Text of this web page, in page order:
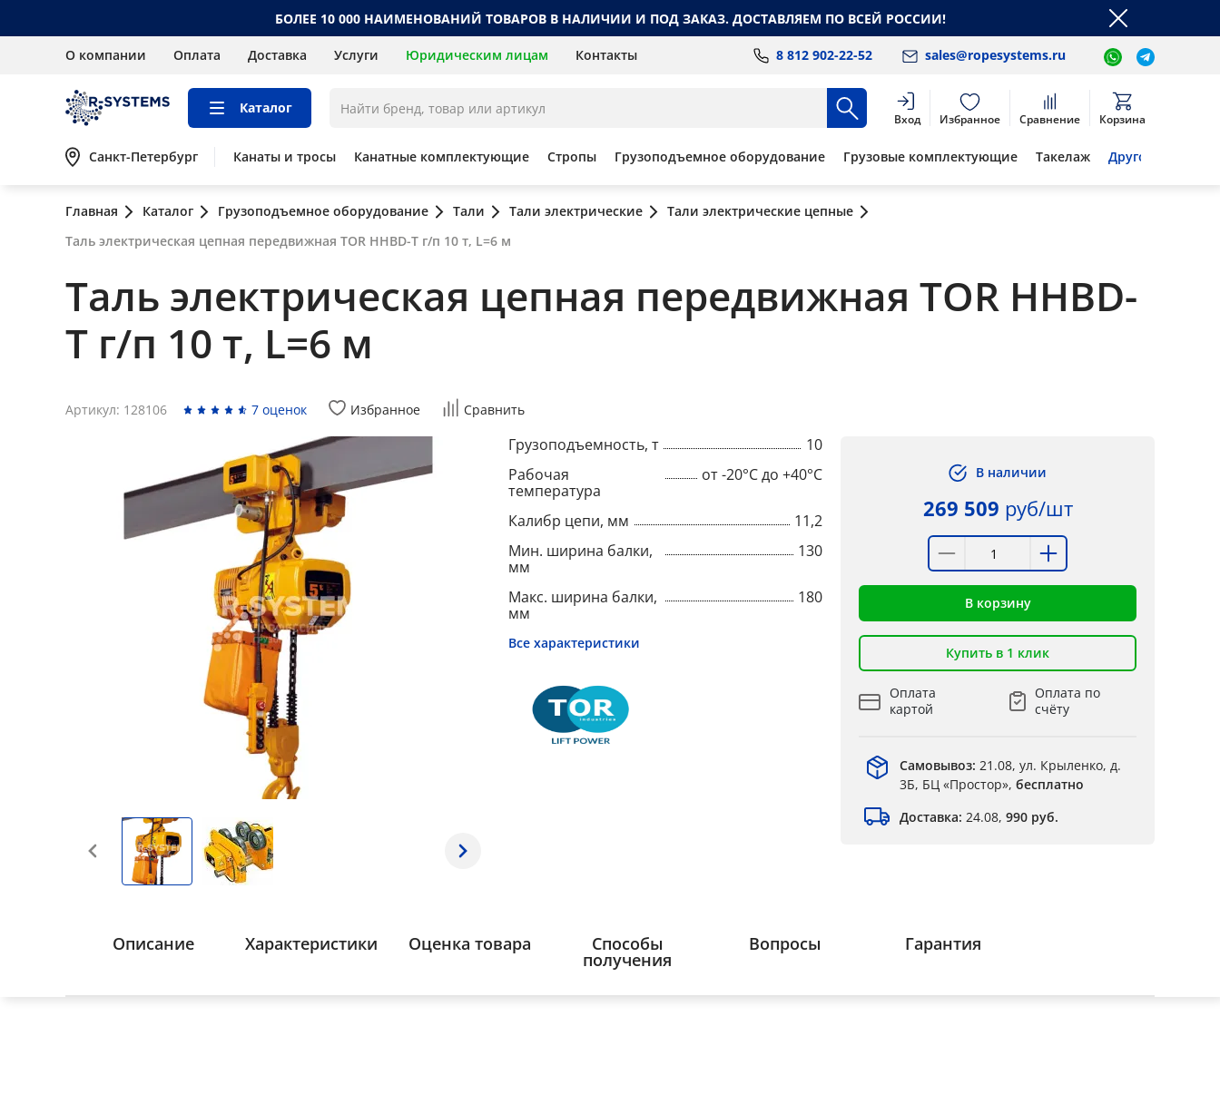
БОЛЕЕ 10 000 НАИМЕНОВАНИЙ ТОВАРОВ В НАЛИЧИИ И ПОД ЗАКАЗ. ДОСТАВЛЯЕМ ПО ВСЕЙ РОССИИ!
О компании Оплата Доставка Услуги Юридическим лицам Контакты 8 812 902-22-52 sales@ropesystems.ru
Каталог
Вход Избранное Сравнение Корзина
Санкт-Петербург Канаты и тросы Канатные комплектующие Стропы Грузоподъемное оборудование Грузовые комплектующие Такелаж Другое
Главная Каталог Грузоподъемное оборудование Тали Тали электрические
Тали электрические цепные
Таль электрическая цепная передвижная TOR HHBD-T г/п 10 т, L=6 м
Таль электрическая цепная передвижная TOR HHBD-
T г/п 10 т, L=6 м
Артикул: 128106 7 оценок Избранное Сравнить
Грузоподъемность, т
10
Рабочая
температура
от -20°C до +40°C
Калибр цепи, мм
11,2
Мин. ширина балки,
мм
130
Макс. ширина балки,
мм
180
Все характеристики
В наличии
269 509 руб/шт
В корзину
Купить в 1 клик
Оплата
картой
Оплата по
счёту
Самовывоз: 21.08, ул. Крыленко, д.
3Б, БЦ «Простор», бесплатно
Доставка: 24.08, 990 руб.
Описание Характеристики Оценка товара Способы
получения
Вопросы Гарантия